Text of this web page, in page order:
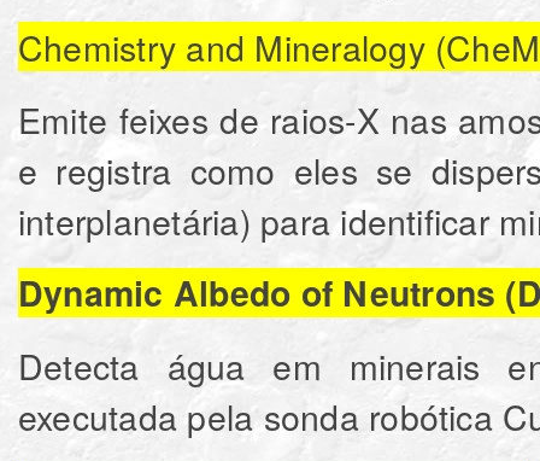
Chemistry and Mineralogy
Emite feixes de raios-X nas
e registra como eles se
interplanetária) para identificar
Dynamic Albedo of Neutrons
Detecta água em minerais
executada pela sonda robótica